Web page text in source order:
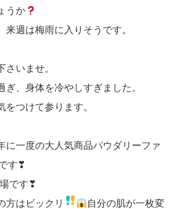
うか
週は梅雨に入りそうです。
さいませ。
ぎ、身体を冷やしすぎました。
つけて参ります。
に一度の大人気商品パウダリーファ
す❣
です❣
方はビックリ
自分の肌が一枚変